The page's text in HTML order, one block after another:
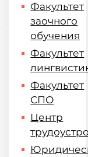
Факультет
заочного
обучения
Факультет
Факультет
СПО
Центр